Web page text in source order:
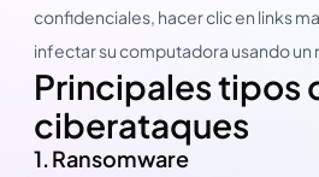
confidenciales, hacer clic en links
infectar su computadora usando un
Principales tipos
ciberataques
1. Ransomware